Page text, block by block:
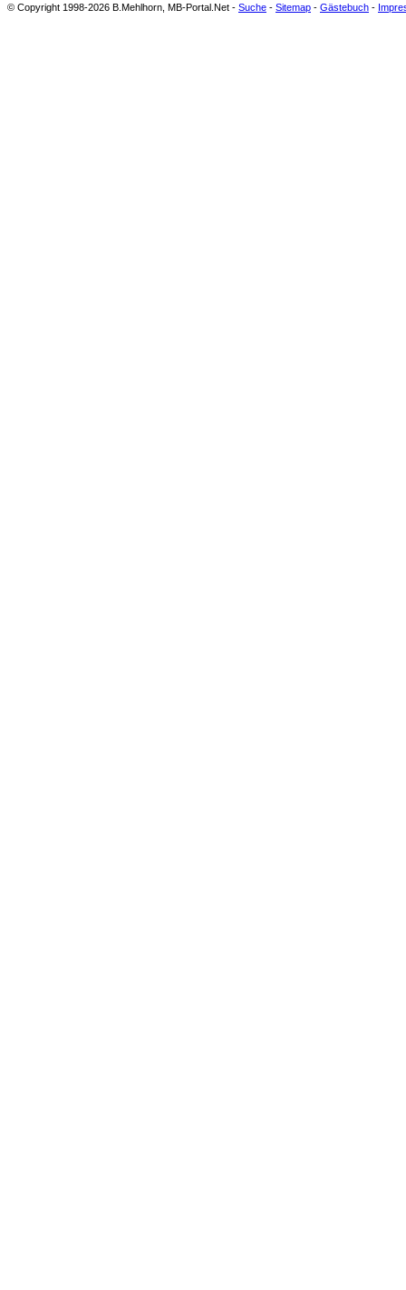
© Copyright 1998-2026 B.Mehlhorn, MB-Portal.Net - Suche - Sitemap - Gästebuch -